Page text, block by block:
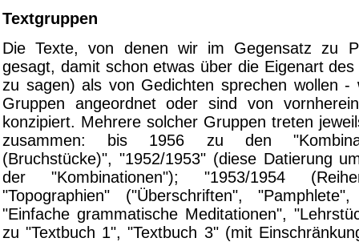
Textgruppen
Die Texte, von denen wir im Gegensatz zu
gesagt, damit schon etwas über die Eigenart
zu sagen) als von Gedichten sprechen wollen -
Gruppen angeordnet oder sind von
konzipiert. Mehrere solcher Gruppen treten
zusammen: bis 1956 zu den
(Bruchstücke)", "1952/1953" (diese Datierung
der "Kombinationen"); "1953/1954
"Topographien" ("Überschriften", "Pamphlete",
"Einfache grammatische Meditationen",
zu "Textbuch 1", "Textbuch 3" (mit